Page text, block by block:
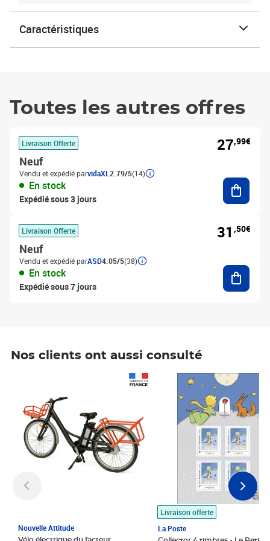
Caractéristiques
Toutes les autres offres
Livraison Offerte
Neuf
Vendu et expédié parvidaXL 2.79/5(14)
En stock
Expédié sous 3 jours
27,99€
Livraison Offerte
Neuf
Vendu et expédié parASD4.05/5(38)
En stock
Expédié sous 7 jours
31 ,50€
Nos clients ont aussi consulté
Nouvelle Attitude
Livraison offerte
La Poste
Prix 7,50€